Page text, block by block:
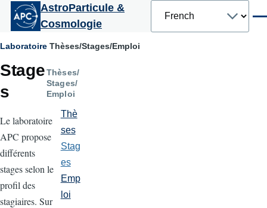
Aller au contenu principal
AstroParticule &
Cosmologie
your
Fil
d'Ariane
Laboratoire Thèses/Stages/Emploi
Stage
s
Le laboratoire
APC propose
différents
stages selon le
profil des
stagiaires. Sur
Thèses/
Stages/
Emploi
Thè
ses
Stag
es
Emp
loi